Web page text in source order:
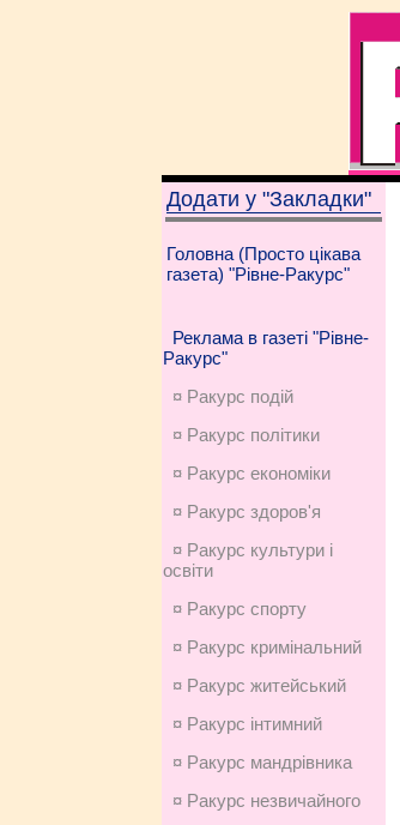
Додати у "Закладки"
Головна (Просто цікава
газета) "Рівне-Ракурс"
Реклама в газеті "Рівне-
Ракурс"
¤ Ракурс подій
¤ Ракурс політики
¤ Ракурс економiки
¤ Ракурс здоров'я
¤ Ракурс культури і
освіти
¤ Ракурс спорту
¤ Ракурс кримінальний
¤ Ракурс житейський
¤ Ракурс інтимний
¤ Ракурс мандрівника
¤ Ракурс незвичайного